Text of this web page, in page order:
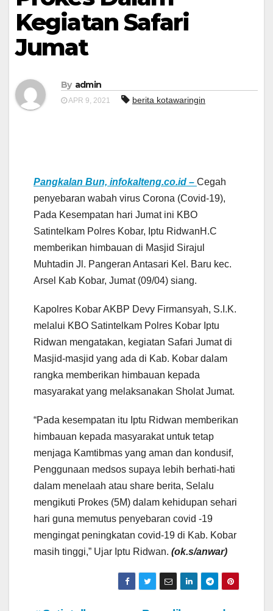
Kegiatan Safari
Jumat
By admin
APR 9, 2021 berita kotawaringin
Pangkalan Bun, infokalteng.co.id – Cegah
penyebaran wabah virus Corona (Covid-19),
Pada Kesempatan hari Jumat ini KBO
Satintelkam Polres Kobar, Iptu RidwanH.C
memberikan himbauan di Masjid Sirajul
Muhtadin Jl. Pangeran Antasari Kel. Baru kec.
Arsel Kab Kobar, Jumat (09/04) siang.
Kapolres Kobar AKBP Devy Firmansyah, S.I.K.
melalui KBO Satintelkam Polres Kobar Iptu
Ridwan mengatakan, kegiatan Safari Jumat di
Masjid-masjid yang ada di Kab. Kobar dalam
rangka memberikan himbauan kepada
masyarakat yang melaksanakan Sholat Jumat.
“Pada kesempatan itu Iptu Ridwan memberikan
himbauan kepada masyarakat untuk tetap
menjaga Kamtibmas yang aman dan kondusif,
Penggunaan medsos supaya lebih berhati-hati
dalam menelaah atau share berita, Selalu
mengikuti Prokes (5M) dalam kehidupan sehari
hari guna memutus penyebaran covid -19
mengingat peningkatan covid-19 di Kab. Kobar
masih tinggi,” Ujar Iptu Ridwan. (ok.s/anwar)